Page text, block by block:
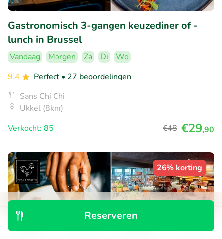
Reserveren
Gastronomisch 3-gangen keuzediner of -
lunch in Brussel
Vandaag Morgen Za Di
Wo
9.4
Perfect • 27 beoordelingen
Sans Chi Chi
Ukkel (8km)
Verkocht: 85
€48 €29,90
26% korting